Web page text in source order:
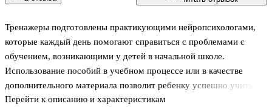
Тренажеры подготовлены практикующими нейропсихологами,
которые каждый день помогают справиться с проблемами с
обучением, возникающими у детей в начальной школе.
Использование пособий в учебном процессе или в качестве
дополнительного материала позволит ребенку успешно учиться,
своевременно устраняя всевозможные трудности и сложности с
Перейти к описанию и характеристикам